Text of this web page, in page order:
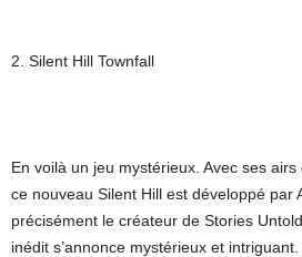
2. Silent Hill Townfall
En voilà un jeu mystérieux. Avec ses
ce nouveau Silent Hill est développé par
précisément le créateur de Stories
inédit s’annonce mystérieux et intriguant.